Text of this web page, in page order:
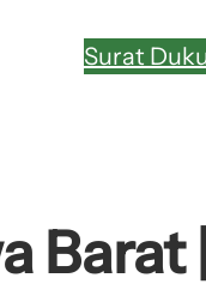
Surat
Barat |